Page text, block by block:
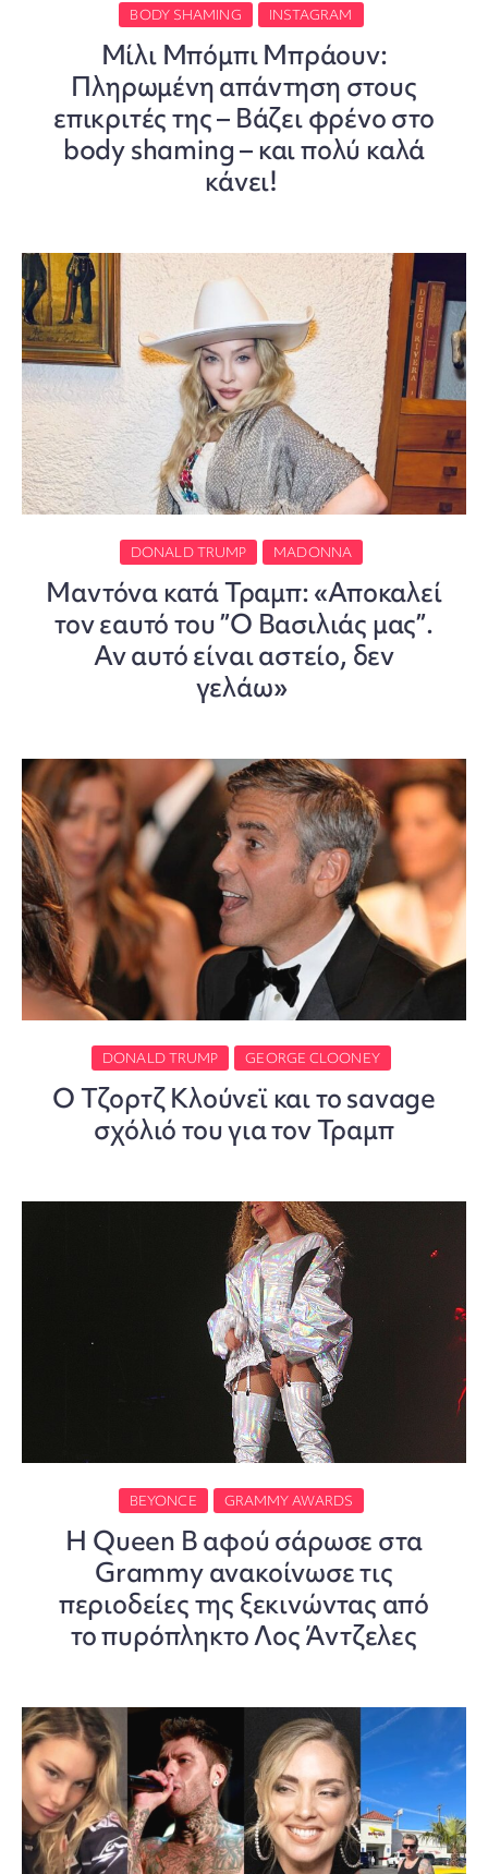
BODY SHAMING INSTAGRAM
Μίλι Μπόμπι Μπράουν:
Πληρωμένη απάντηση στους
επικριτές της – Βάζει φρένο στο
body shaming – και πολύ καλά
κάνει!
DONALD TRUMP MADONNA
Mαντόνα κατά Τραμπ: «Αποκαλεί
τον εαυτό του ”Ο Βασιλιάς μας”.
Αν αυτό είναι αστείο, δεν
γελάω»
DONALD TRUMP GEORGE CLOONEY
Ο Τζορτζ Κλούνεϊ και το savage
σχόλιό του για τον Τραμπ
BEYONCE GRAMMY AWARDS
H Queen B αφού σάρωσε στα
Grammy ανακοίνωσε τις
περιοδείες της ξεκινώντας από
το πυρόπληκτο Λος Άντζελες